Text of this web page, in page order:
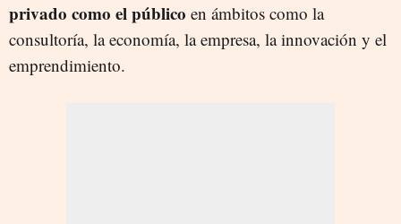
privado como el público en ámbitos como la
consultoría, la economía, la empresa, la innovación y el
emprendimiento.